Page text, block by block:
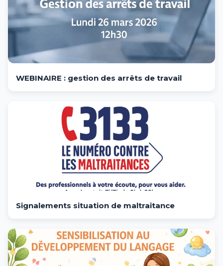
WEBINAIRE : gestion des arrêts de travail
Signalements situation de maltraitance